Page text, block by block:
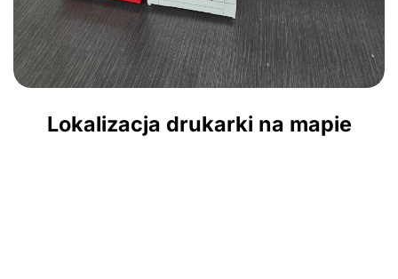
Lokalizacja drukarki na mapie